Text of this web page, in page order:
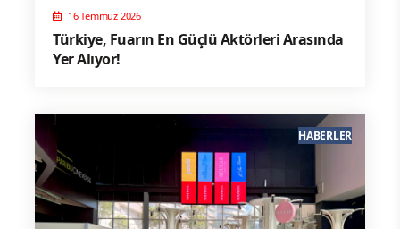
16 Temmuz 2026
Türkiye, Fuarın En Güçlü Aktörleri Arasında
Yer Alıyor!
HABERLER